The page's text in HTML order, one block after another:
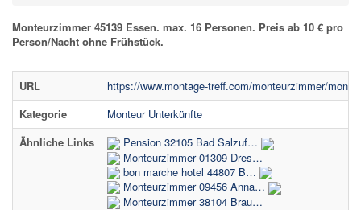
Monteurzimmer 45139 Essen. max. 16 Personen. Preis ab 10 € pro
Person/Nacht ohne Frühstück.
URL
https://www.montage-treff.com/monteurzimmer/
Kategorie
Monteur Unterkünfte
Ähnliche Links
Pension 32105 Bad Salzuf…
Monteurzimmer 01309 Dres…
bon marche hotel 44807 B…
Monteurzimmer 09456 Anna…
Monteurzimmer 38104 Brau…